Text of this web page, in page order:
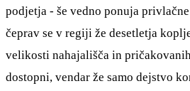
podjetja - še vedno ponuja
čeprav se v regiji že desetletja
velikosti nahajališča in
dostopni, vendar že samo dejstvo